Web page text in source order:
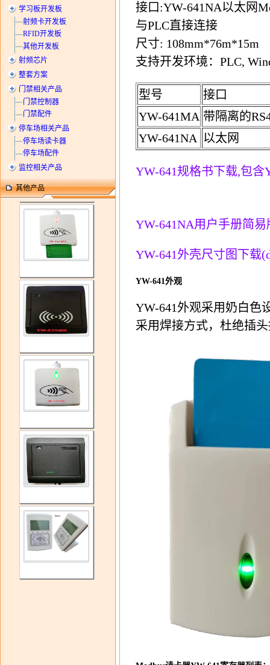
学习板开发板
射频卡开发板
RFID开发板
其他开发板
射频芯片
整套方案
门禁相关产品
门禁控制器
门禁配件
停车场相关产品
停车场读卡器
停车场配件
监控相关产品
其他产品
接口:YW-641NA以太网
与PLC直接连接
尺寸: 108mm*76m*15m
支持开发环境：PLC,
型号
接口
YW-641MA 带隔离的
YW-641NA 以太网
YW-641规格书下载,包含
YW-641NA用户手册简易
YW-641外壳尺寸图下载
YW-641外观
YW-641外观采用奶白色
采用焊接方式，杜绝插